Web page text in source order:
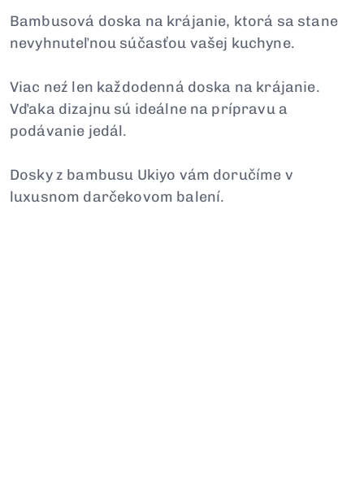
Bambusová doska na krájanie, ktorá sa stane
nevyhnuteľnou súčasťou vašej kuchyne.
Viac neź len každodenná doska na krájanie.
Vďaka dizajnu sú ideálne na prípravu a
podávanie jedál.
Dosky z bambusu Ukiyo vám doručíme v
luxusnom darčekovom balení.